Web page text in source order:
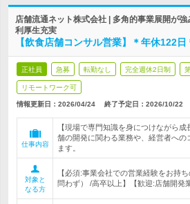
店舗流通ネット株式会社 | 多角的事業展開が
利厚生充実
【飲食店舗コンサル営業】＊年休122
正社員 急募 転勤なし 完全週休2日制
リモートワーク可
情報更新日：2026/04/24 終了予定日： 2026/10/22
仕事内容
【現場で専門知識を身につけながら
舗の開発に関わる業務や、経営者への
ます。
対象と
なる方
【必須:事業会社での営業経験をお持
問わず） /高卒以上】【歓迎:店舗開発